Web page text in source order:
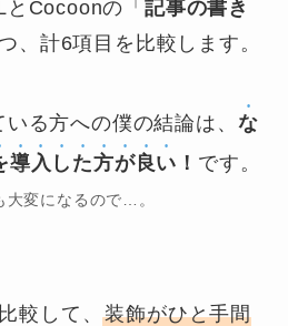
とCocoonの「記事の書き
、計6項目を比較します。
る方への僕の結論は、 な
導入した方が良い ！ です。
大変になるので…。
較して、装飾がひと手間